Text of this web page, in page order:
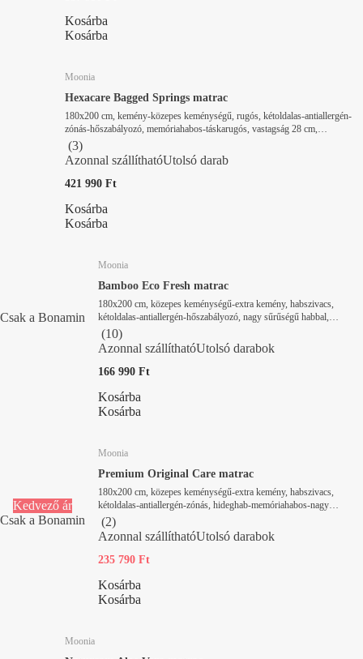
Kosárba
Kosárba
Moonia
Hexacare Bagged Springs matrac
180x200 cm, kemény-közepes keménységű, rugós, kétoldalas-antiallergén-
zónás-hőszabályozó, memóriahabos-táskarugós, vastagság 28 cm,
terhelhetőség 200 kg
(3)
Azonnal szállíthatóUtolsó darab
421 990 Ft
Kosárba
Kosárba
Csak a Bonamin
Moonia
Bamboo Eco Fresh matrac
180x200 cm, közepes keménységű-extra kemény, habszivacs,
kétoldalas-antiallergén-hőszabályozó, nagy sűrűségű habbal,
vastagság 21 cm, terhelhetőség 180 kg
(10)
Azonnal szállíthatóUtolsó darabok
166 990 Ft
Kosárba
Kosárba
Kedvező ár
Csak a Bonamin
Moonia
Premium Original Care matrac
180x200 cm, közepes keménységű-extra kemény, habszivacs,
kétoldalas-antiallergén-zónás, hideghab-memóriahabos-nagy
sűrűségű habbal, vastagság 27 cm, terhelhetőség 180 kg
(2)
Azonnal szállíthatóUtolsó darabok
235 790 Ft
Kosárba
Kosárba
Moonia